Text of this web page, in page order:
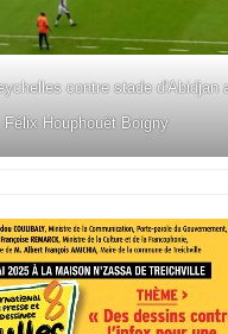
contre stade d'Abidjan
Félix Houphouët Boigny